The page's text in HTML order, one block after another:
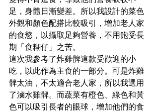
足，身體日漸變差。所以我設計的菜色
外觀和顏色配搭比較吸引，增加老人家
的食慾，以攝取足夠營養，不用飽受長
期「食糊仔」之苦。
這次我參考了炸雞髀這款受歡迎的小
吃，以此作為主食的一部分。可是炸雞
髀太油，不太適合老人家，所以我選用
了滷水雞髀。而蔬菜有橙色、綠色和黃
色可以吸引長者的眼球，增加他們的食